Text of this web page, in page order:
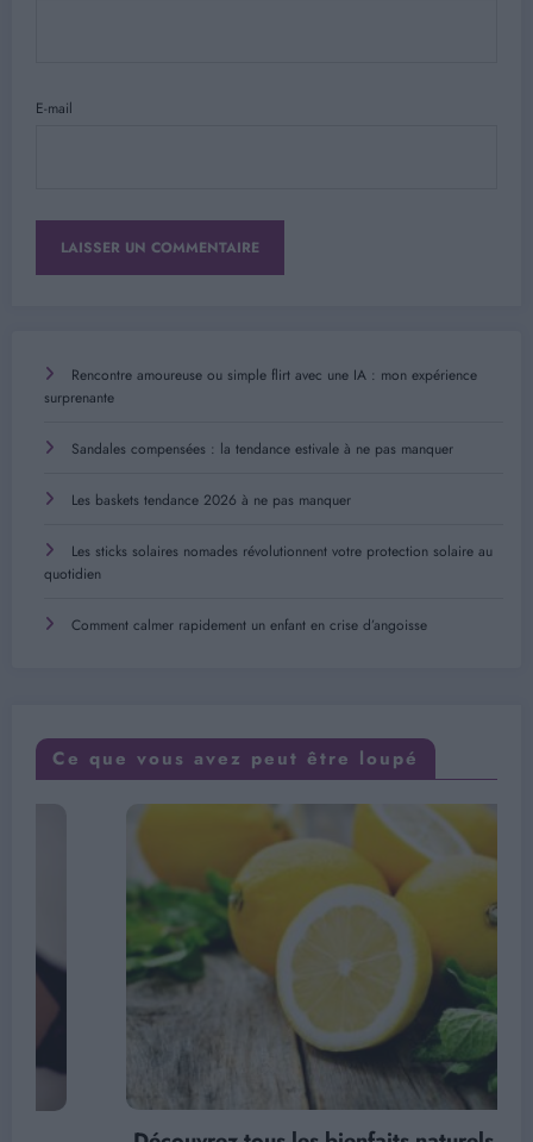
E-mail
Rencontre amoureuse ou simple flirt avec une IA : mon expérience
surprenante
Sandales compensées : la tendance estivale à ne pas manquer
Les baskets tendance 2026 à ne pas manquer
Les sticks solaires nomades révolutionnent votre protection solaire au
quotidien
Comment calmer rapidement un enfant en crise d’angoisse
Ce que vous avez peut être loupé